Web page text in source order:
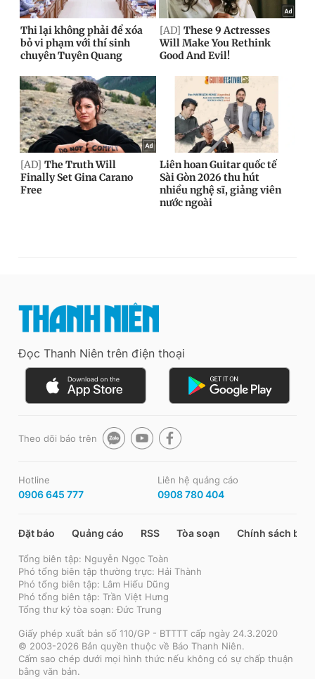
Đọc Thanh Niên trên điện thoại
Theo dõi báo trên
Hotline
0906 645 777
Liên hệ quảng cáo
0908 780 404
Đặt báo Quảng cáo RSS Tòa soạn Chính sách bảo
Tổng biên tập: Nguyễn Ngọc Toàn
Phó tổng biên tập thường trực: Hải Thành
Phó tổng biên tập: Lâm Hiếu Dũng
Phó tổng biên tập: Trần Việt Hưng
Tổng thư ký tòa soạn: Đức Trung
Giấy phép xuất bản số 110/GP - BTTTT cấp ngày 24.3.2020
© 2003-2026 Bản quyền thuộc về Báo Thanh Niên.
Cấm sao chép dưới mọi hình thức nếu không có sự chấp thuận
bằng văn bản.